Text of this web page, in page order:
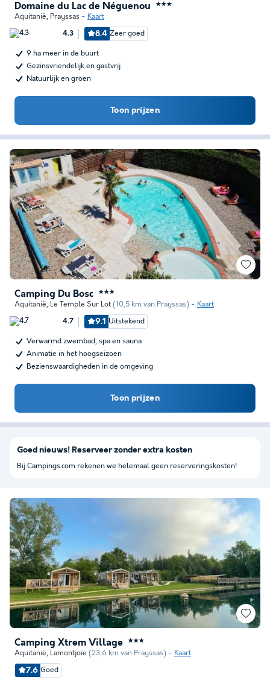
Domaine du Lac de Néguenou ★★★
Aquitanië, Prayssas Kaart
4.3 8.4 Zeer goed
9 ha meer in de buurt
Gezinsvriendelijk en gastvrij
Natuurlijk en groen
Toon prijzen
Camping Du Bosc ★★★
Aquitanië, Le Temple Sur Lot (10,5 km van Prayssas) Kaart
4.7 9.1 Uitstekend
Verwarmd zwembad, spa en sauna
Animatie in het hoogseizoen
Bezienswaardigheden in de omgeving
Toon prijzen
Camping Xtrem Village ★★★
Aquitanië, Lamontjoie (23,6 km van Prayssas) Kaart
7.6 Goed
Goed nieuws! Reserveer zonder extra kosten
Bij Campings.com rekenen we helemaal geen reserveringskosten!